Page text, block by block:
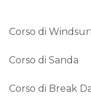
Corso di
Corso di Sanda
Corso di Break